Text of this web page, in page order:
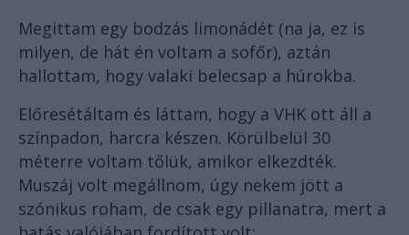
Megittam egy bodzás limonádét (na ja, ez is
milyen, de hát én voltam a sofőr), aztán
hallottam, hogy valaki belecsap a húrokba.
Előresétáltam és láttam, hogy a VHK ott áll a
színpadon, harcra készen. Körülbelül 30
méterre voltam tőlük, amikor elkezdték.
Muszáj volt megállnom, úgy nekem jött a
szónikus roham, de csak egy pillanatra, mert a